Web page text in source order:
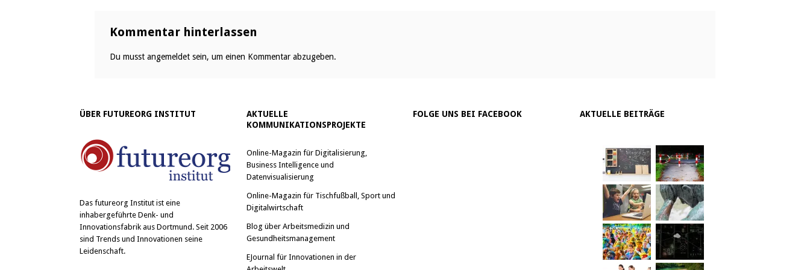
Kommentar hinterlassen
Du musst angemeldet sein, um einen Kommentar abzugeben.
ÜBER FUTUREORG INSTITUT
Das futureorg Institut ist eine
inhabergeführte Denk- und
Innovationsfabrik aus Dortmund. Seit 2006
sind Trends und Innovationen seine
Leidenschaft.
AKTUELLE
KOMMUNIKATIONSPROJEKTE
Online-Magazin für Digitalisierung,
Business Intelligence und
Datenvisualisierung
Online-Magazin für Tischfußball, Sport und
Digitalwirtschaft
Blog über Arbeitsmedizin und
Gesundheitsmanagement
EJournal für Innovationen in der
FOLGE UNS BEI FACEBOOK AKTUELLE BEITRÄGE